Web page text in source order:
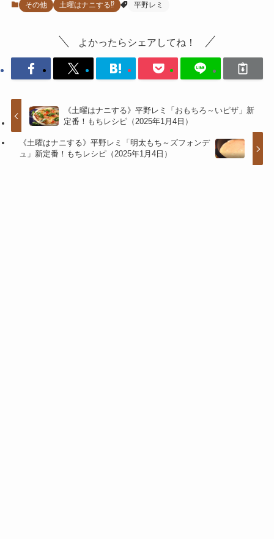
その他 土曜はナニする⁉ 平野レミ
よかったらシェアしてね！
《土曜はナニする》平野レミ「おもちろ～いピザ」新
定番！もちレシピ（2025年1月4日）
《土曜はナニする》平野レミ「明太もち～ズフォンデ
ュ」新定番！もちレシピ（2025年1月4日）